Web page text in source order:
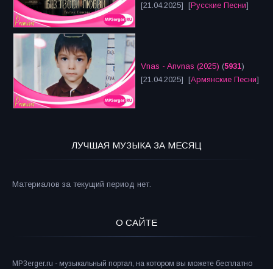
[21.04.2025] [Русские Песни]
Vnas - Anvnas (2025) (5931)
[21.04.2025] [Армянские Песни]
ЛУЧШАЯ МУЗЫКА ЗА МЕСЯЦ
Материалов за текущий период нет.
О САЙТЕ
MP3erger.ru - музыкальный портал, на котором вы можете бесплатно